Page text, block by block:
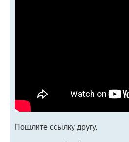
Пошлите ссылку другу.